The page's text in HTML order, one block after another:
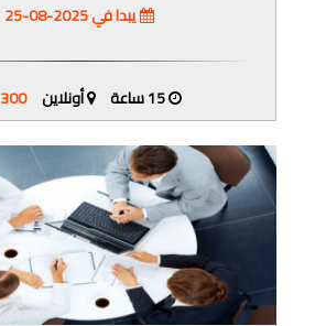
يبدا في 2025-08-25
أونلاين 300 دولار